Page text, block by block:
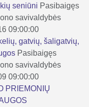
seniūni Pasibaigęs
savivaldybės
09:00:00
gatvių, šaligatvių,
Pasibaigęs
savivaldybės
09:00:00
PRIEMONIŲ